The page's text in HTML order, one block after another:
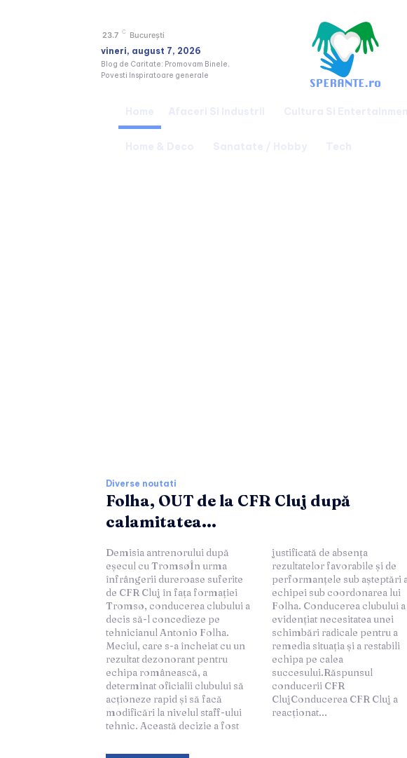
23.7 C București
vineri, august 7, 2026
Blog de Caritate: Promovam Binele,
Povesti Inspiratoare generale
Diverse noutati
Folha, OUT de la CFR Cluj după
calamitatea...
Demisia antrenorului după
eșecul cu TromsøÎn urma
înfrângerii dureroase suferite
de CFR Cluj în fața formației
Tromsø, conducerea clubului a
decis să-l concedieze pe
tehnicianul Antonio Folha.
Meciul, care s-a încheiat cu un
rezultat dezonorant pentru
echipa românească, a
determinat oficialii clubului să
acționeze rapid și să facă
modificări la nivelul staff-ului
tehnic. Această decizie a fost
justificată de absența
rezultatelor favorabile și de
performanțele sub așteptări ale
echipei sub coordonarea lui
Folha. Conducerea clubului a
evidențiat necesitatea unei
schimbări radicale pentru a
remedia situația și a restabili
echipa pe calea
succesului.Răspunsul
conducerii CFR
ClujConducerea CFR Cluj a
reacționat...